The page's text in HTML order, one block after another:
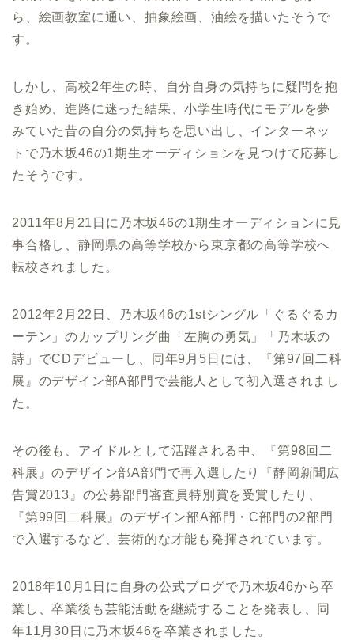
ら、絵画教室に通い、抽象絵画、油絵を描いたそうで
す。
しかし、高校2年生の時、自分自身の気持ちに疑問を抱
き始め、進路に迷った結果、小学生時代にモデルを夢
みていた昔の自分の気持ちを思い出し、インターネッ
トで乃木坂46の1期生オーディションを見つけて応募し
たそうです。
2011年8月21日に乃木坂46の1期生オーディションに見
事合格し、静岡県の高等学校から東京都の高等学校へ
転校されました。
2012年2月22日、乃木坂46の1stシングル「ぐるぐるカ
ーテン」のカップリング曲「左胸の勇気」「乃木坂の
詩」でCDデビューし、同年9月5日には、『第97回二科
展』のデザイン部A部門で芸能人として初入選されまし
た。
その後も、アイドルとして活躍される中、『第98回二
科展』のデザイン部A部門で再入選したり『静岡新聞広
告賞2013』の公募部門審査員特別賞を受賞したり、
『第99回二科展』のデザイン部A部門・C部門の2部門
で入選するなど、芸術的な才能も発揮されています。
2018年10月1日に自身の公式ブログで乃木坂46から卒
業し、卒業後も芸能活動を継続することを発表し、同
年11月30日に乃木坂46を卒業されました。